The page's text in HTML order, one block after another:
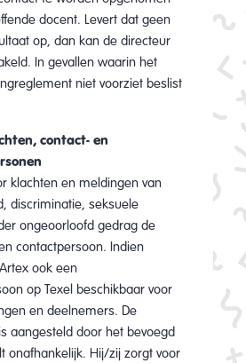
docent. Levert dat geen
op, dan kan de directeur
In gevallen waarin het
niet voorziet beslist
contact- en
klachten en meldingen van
discriminatie, seksuele
ongeoorloofd gedrag de
contactpersoon. Indien
ook een
op Texel beschikbaar voor
en deelnemers. De
aangesteld door het bevoegd
onafhankelijk. Hij/zij zorgt voor